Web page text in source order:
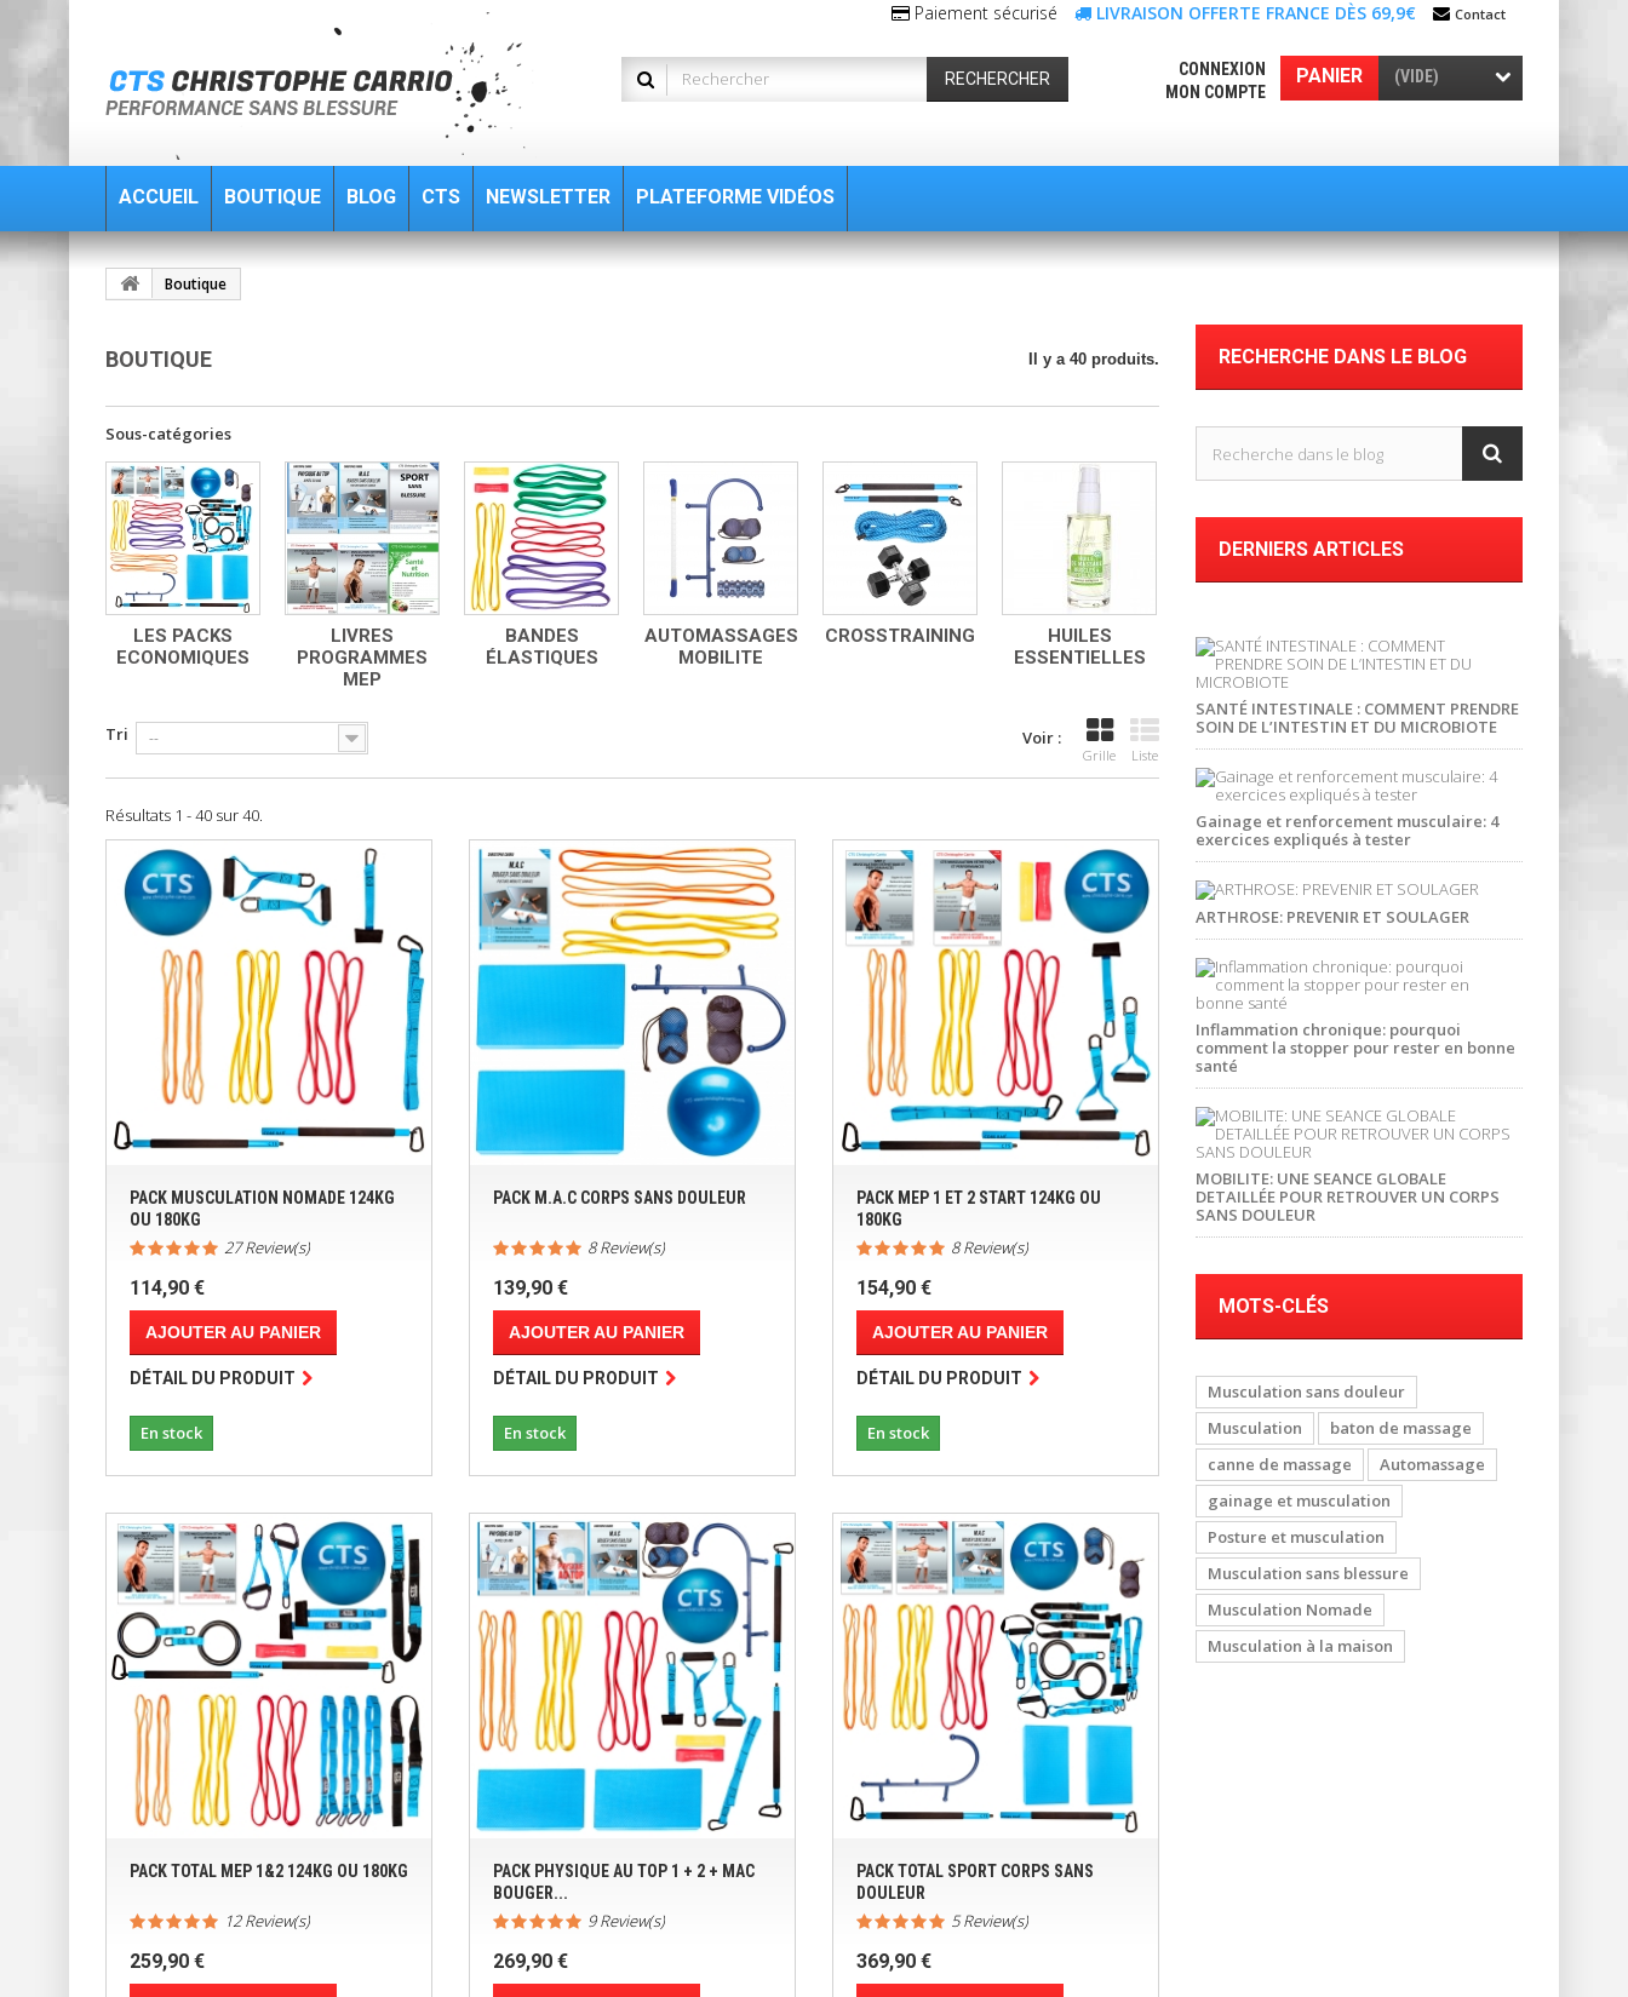
Paiement sécurisé LIVRAISON OFFERTE FRANCE DÈS 69,9€ Contact
PANIER (VIDE)
CONNEXION
MON COMPTE
RECHERCHER
ACCUEIL BOUTIQUE BLOG CTS NEWSLETTER PLATEFORME VIDÉOS
Boutique
BOUTIQUE Il y a 40 produits.
Sous-catégories
LES PACKS
ECONOMIQUES
LIVRES
PROGRAMMES
MEP
BANDES
ÉLASTIQUES
AUTOMASSAGES
MOBILITE
CROSSTRAINING
HUILES
ESSENTIELLES
Voir :
Grille Liste
Tri --
Résultats 1 - 40 sur 40.
PACK MUSCULATION NOMADE 124KG
OU 180KG
27 Review(s)
114,90 €
AJOUTER AU PANIER
DÉTAIL DU PRODUIT
En stock
PACK M.A.C CORPS SANS DOULEUR
8 Review(s)
139,90 €
AJOUTER AU PANIER
DÉTAIL DU PRODUIT
En stock
PACK MEP 1 ET 2 START 124KG OU
180KG
8 Review(s)
154,90 €
AJOUTER AU PANIER
DÉTAIL DU PRODUIT
En stock
PACK TOTAL MEP 1&2 124KG OU 180KG
12 Review(s)
259,90 €
PACK PHYSIQUE AU TOP 1 + 2 + MAC
BOUGER...
9 Review(s)
269,90 €
PACK TOTAL SPORT CORPS SANS
DOULEUR
5 Review(s)
369,90 €
RECHERCHE DANS LE BLOG
DERNIERS ARTICLES
SANTÉ INTESTINALE : COMMENT PRENDRE
SOIN DE L’INTESTIN ET DU MICROBIOTE
Gainage et renforcement musculaire: 4
exercices expliqués à tester
ARTHROSE: PREVENIR ET SOULAGER
Inflammation chronique: pourquoi
comment la stopper pour rester en bonne
santé
MOBILITE: UNE SEANCE GLOBALE
DETAILLÉE POUR RETROUVER UN CORPS
SANS DOULEUR
MOTS-CLÉS
Musculation sans douleur
Musculation
baton de massage
canne de massage
Automassage
gainage et musculation
Posture et musculation
Musculation sans blessure
Musculation Nomade
Musculation à la maison